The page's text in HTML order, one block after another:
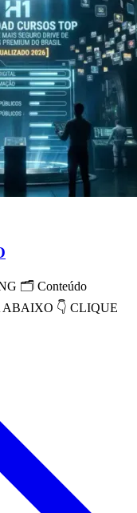
🗂 Conteúdo
ABAIXO 👇 CLIQUE